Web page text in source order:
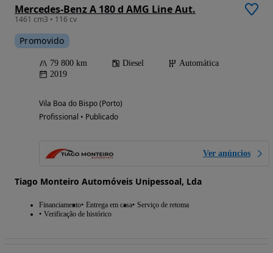
Mercedes-Benz A 180 d AMG Line Aut.
1461 cm3 • 116 cv
Promovido
79 800 km Diesel
Automática
2019
Vila Boa do Bispo (Porto)
Profissional • Publicado
Ver anúncios
Tiago Monteiro Automóveis Unipessoal, Lda
Financiamento Entrega em casa Serviço de retoma
Verificação de histórico